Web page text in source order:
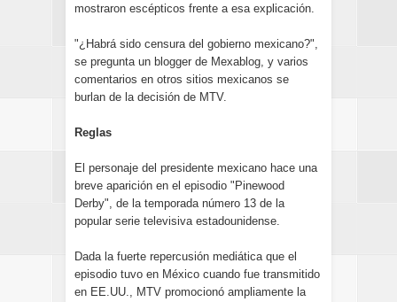
mostraron escépticos frente a esa explicación.
"¿Habrá sido censura del gobierno mexicano?",
se pregunta un blogger de Mexablog, y varios
comentarios en otros sitios mexicanos se
burlan de la decisión de MTV.
Reglas
El personaje del presidente mexicano hace una
breve aparición en el episodio "Pinewood
Derby", de la temporada número 13 de la
popular serie televisiva estadounidense.
Dada la fuerte repercusión mediática que el
episodio tuvo en México cuando fue transmitido
en EE.UU., MTV promocionó ampliamente la